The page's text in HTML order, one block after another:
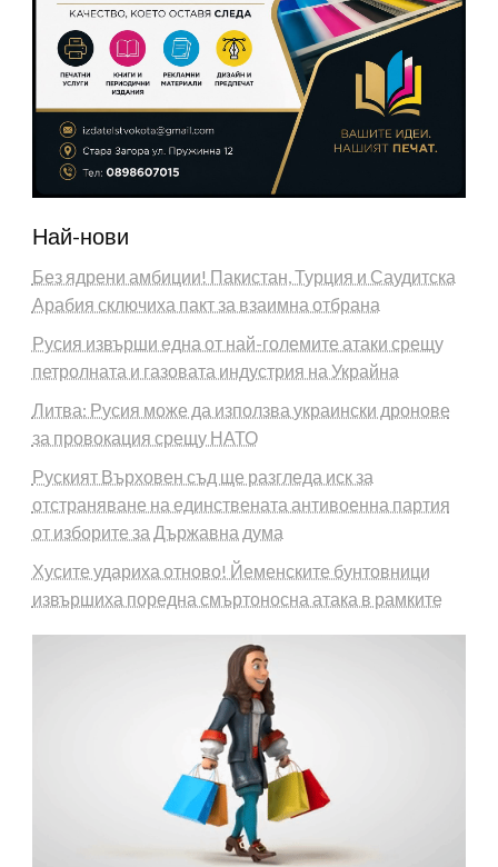
Най-нови
Без ядрени амбиции! Пакистан, Турция и Саудитска
Арабия сключиха пакт за взаимна отбрана
Русия извърши една от най-големите атаки срещу
петролната и газовата индустрия на Украйна
Литва: Русия може да използва украински дронове
за провокация срещу НАТО
Руският Върховен съд ще разгледа иск за
отстраняване на единствената антивоенна партия
от изборите за Държавна дума
Хусите удариха отново! Йеменските бунтовници
извършиха поредна смъртоносна атака в рамките